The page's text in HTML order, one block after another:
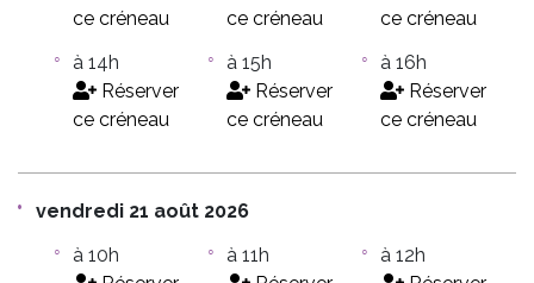
ce créneau
ce créneau
ce créneau
à 14h
Réserver
ce créneau
à 15h
Réserver
ce créneau
à 16h
Réserver
ce créneau
vendredi 21 août 2026
à 10h
à 11h
à 12h